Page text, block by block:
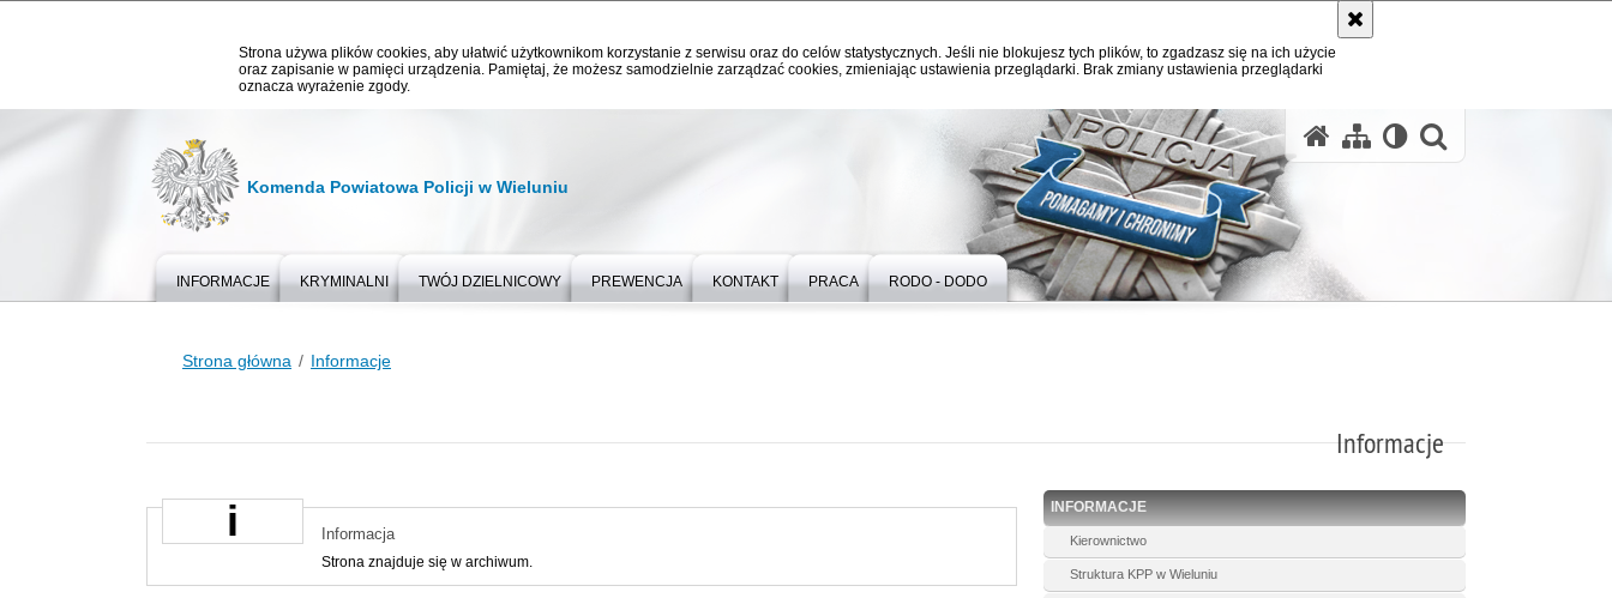
Strona używa plików cookies, aby ułatwić użytkownikom korzystanie z serwisu oraz do celów statystycznych. Jeśli nie blokujesz tych plików, to zgadzasz się na ich użycie
oraz zapisanie w pamięci urządzenia. Pamiętaj, że możesz samodzielnie zarządzać cookies, zmieniając ustawienia przeglądarki. Brak zmiany ustawienia przeglądarki
oznacza wyrażenie zgody.
Komenda Powiatowa Policji w Wieluniu
INFORMACJE KRYMINALNI TWÓJ DZIELNICOWY PREWENCJA KONTAKT PRACA RODO - DODO
Strona główna Informacje
Informacje
Informacja
Strona znajduje się w archiwum.
INFORMACJE
Kierownictwo
Struktura KPP w Wieluniu